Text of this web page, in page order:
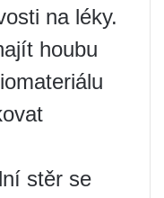
na léky.
houbu
stěr se